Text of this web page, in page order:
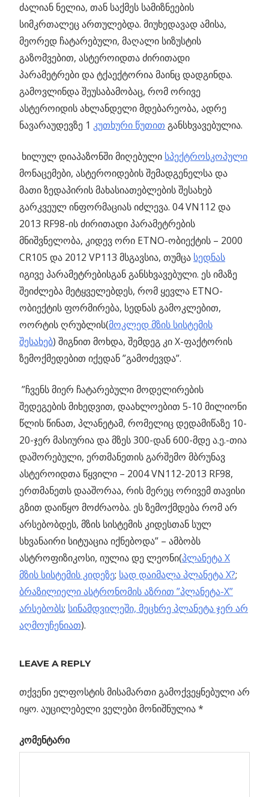
ძალიან ნელია, თან საქმეს სამიზნეების
სიმკრთალეც ართულებდა. მიუხედავად ამისა,
მეორედ ჩატარებული, მაღალი სიზუსტის
გაზომვებით, ასტეროიდთა ძირითადი
პარამეტრები და ტქაექტორია მაინც დადგინდა.
გამოვლინდა შეუსაბამობაც, რომ ორივე
ასტეროიდის ახლანდელი მდებარეობა, ადრე
ნავარაუდევზე 1 კუთხური წუთით განსხვავებულია.
ხილულ დიაპაზონში მიღებული სპექტროსკოპული
მონაცემები, ასტეროიდების შემადგენელსა და
მათი ზედაპირის მახასიათებლების შესახებ
გარკვეულ ინფორმაციას იძლევა. 04 VN112 და
2013 RF98-ის ძირითადი პარამეტრების
მნიშვნელობა, კიდევ ორი ETNO-ობიექტის – 2000
CR105 და 2012 VP113 მსგავსია, თუმცა სედნას
იგივე პარამეტრებისგან განსხვავებული. ეს იმაზე
შეიძლება მეტყველებდეს, რომ ყევლა ETNO-
ობიექტის ფორმირება, სედნას გამოკლებით,
ოორტის ღრუბლის(მოკლედ მზის სისტემის
შესახებ) შიგნით მოხდა, შემდეგ კი Х-ფაქტორის
ზემოქმედებით იქედან ”გამოძევდა”.
”ჩვენს მიერ ჩატარებული მოდელირების
შედეგების მიხედვით, დაახლოებით 5-10 მილიონი
წლის წინათ, პლანეტამ, რომელიც დედამიწაზე 10-
20-ჯერ მასიურია და მზეს 300-დან 600-მდე ა.ე.-თია
დაშორებული, ერთმანეთის გარშემო მბრუნავ
ასტეროიდთა წყვილი – 2004 VN112-2013 RF98,
ერთმანეთს დააშორაა, რის მერეც ორივემ თავისი
გზით დაიწყო მოძრაობა. ეს ზემოქმდება რომ არ
არსებობდეს, მზის სისტემის კიდესთან სულ
სხვანაირი სიტუაცია იქნებოდა” – ამბობს
ასტროფიზიკოსი, იულია დე ლეონი(პლანეტა X
მზის სისტემის კიდეზე; სად დაიმალა პლანეტა X?;
ბრაზილიელი ასტრონომის აზრით ”პლანეტა-X”
არსებობს; სინამდვილეში, მეცხრე პლანეტა ჯერ არ
აღმოუჩენიათ).
ნავიგაცია
Previous
რეზონანსი
და
ხულიგნობა
LEAVE A REPLY
თქვენი ელფოსტის მისამართი გამოქვეყნებული არ
იყო. აუცილებელი ველები მონიშნულია*
კომენტარი